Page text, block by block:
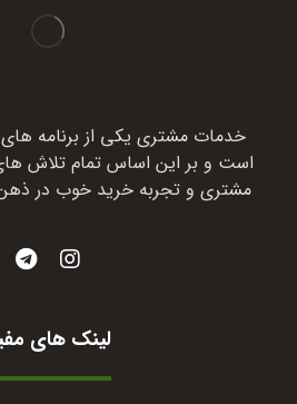
خدمات مشتری یکی از برنامه
است و بر این اساس تمام تلاش
مشتری و تجربه خرید خوب در
لینک های